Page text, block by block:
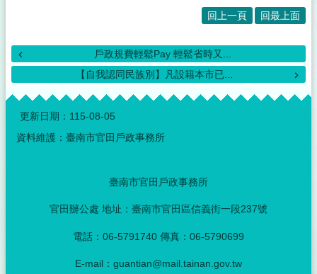
民
服
人
口
統
回上一頁 回最上面
戶政規費輕鬆Pay 輕鬆省時又...
【自我認同民族別】凡設籍本市已...
:::
更新日期： 115-08-05
資料維護：臺南市官田戶政事務所
臺南市官田戶政事務所
官田辦公處 地址：臺南市官田區信義街一段237號
電話：06-5791740 傳真：06-5790699
E-mail：guantian@mail.tainan.gov.tw